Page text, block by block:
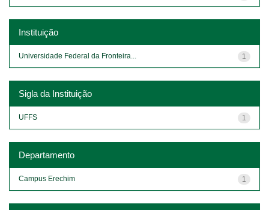
Instituição
1
Universidade Federal da Fronteira...
Sigla da Instituição
1
UFFS
Departamento
1
Campus Erechim